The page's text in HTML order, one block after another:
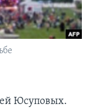
Юсуповых.